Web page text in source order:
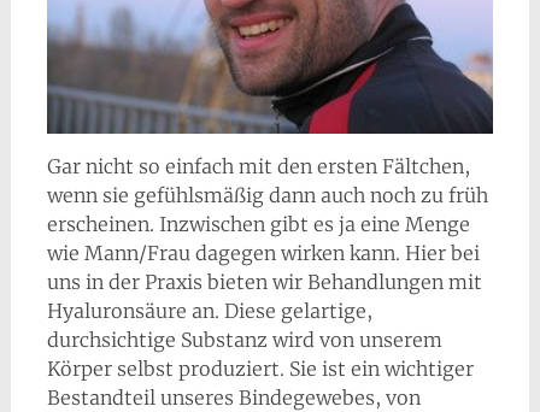
Gar nicht so einfach mit den ersten Fältchen,
wenn sie gefühlsmäßig dann auch noch zu früh
erscheinen. Inzwischen gibt es ja eine Menge
wie Mann/Frau dagegen wirken kann. Hier bei
uns in der Praxis bieten wir Behandlungen mit
Hyaluronsäure an. Diese gelartige,
durchsichtige Substanz wird von unserem
Körper selbst produziert. Sie ist ein wichtiger
Bestandteil unseres Bindegewebes, von